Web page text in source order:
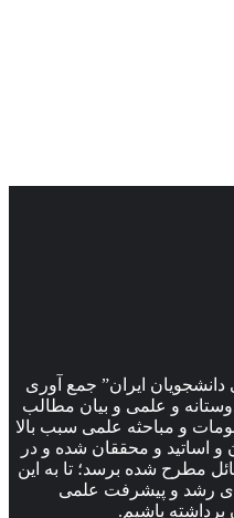
ایران” جمع آوری
و علمی و بیان مطالب
و مباحثه علمی سبب بالا
و اساتید و محققان شده و در
مطرح شده برسد؛ تا به این
رشد و پیشرفت علمی
باشیم.